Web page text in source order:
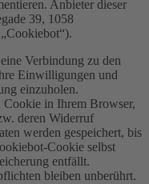
Anbieter dieser
39, 1058
Verbindung zu den
Einwilligungen und
einzuholen.
Cookie in Ihrem Browser,
deren Widerruf
werden gespeichert, bis
Cookie selbst
entfällt.
bleiben unberührt.